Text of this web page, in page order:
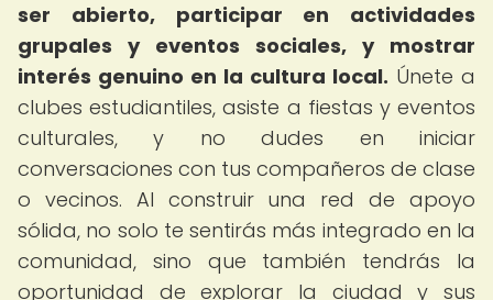
ser abierto, participar en actividades
grupales y eventos sociales, y mostrar
interés genuino en la cultura local. Únete a
clubes estudiantiles, asiste a fiestas y eventos
culturales, y no dudes en iniciar
conversaciones con tus compañeros de clase
o vecinos. Al construir una red de apoyo
sólida, no solo te sentirás más integrado en la
comunidad, sino que también tendrás la
oportunidad de explorar la ciudad y sus